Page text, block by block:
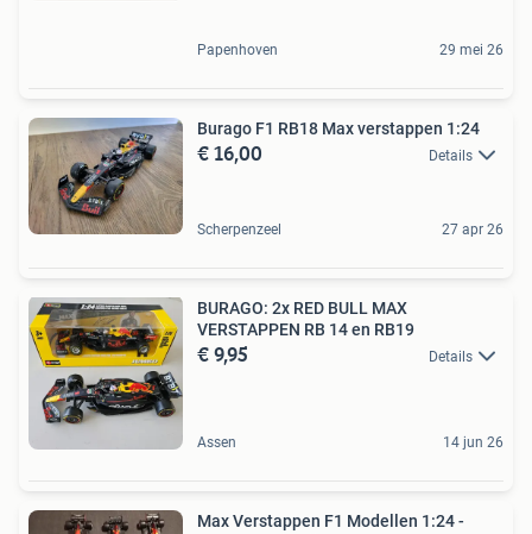
Papenhoven 29 mei 26
Burago F1 RB18 Max verstappen 1:24
€ 16,00 Details
Scherpenzeel 27 apr 26
BURAGO: 2x RED BULL MAX
VERSTAPPEN RB 14 en RB19
€ 9,95 Details
Assen 14 jun 26
Max Verstappen F1 Modellen 1:24 -